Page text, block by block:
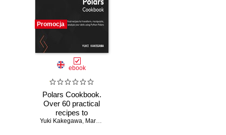
Promocja
ebook
Polars Cookbook.
Over 60 practical
recipes to
transform,
Yuki Kakegawa, Marco Gorelli